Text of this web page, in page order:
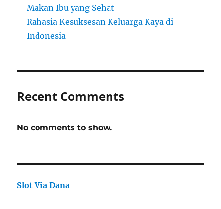
Makan Ibu yang Sehat
Rahasia Kesuksesan Keluarga Kaya di
Indonesia
Recent Comments
No comments to show.
Slot Via Dana